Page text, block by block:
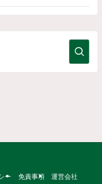
ー 免責事項 運営会社